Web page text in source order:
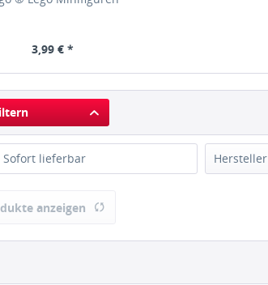
3,99 € *
Sofort lieferbar Hersteller
anzeigen